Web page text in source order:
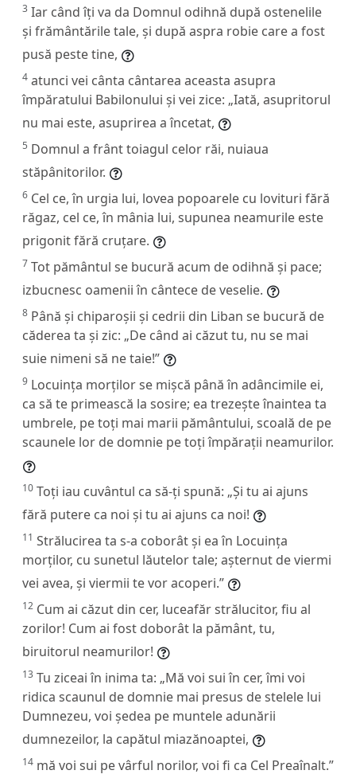
3 Iar când îți va da Domnul odihnă după ostenelile
și frământările tale, și după aspra robie care a fost
pusă peste tine,
4 atunci vei cânta cântarea aceasta asupra
împăratului Babilonului și vei zice: „Iată, asupritorul
nu mai este, asuprirea a încetat,
5 Domnul a frânt toiagul celor răi, nuiaua
stăpânitorilor.
6 Cel ce, în urgia lui, lovea popoarele cu lovituri fără
răgaz, cel ce, în mânia lui, supunea neamurile este
prigonit fără cruțare.
7 Tot pământul se bucură acum de odihnă și pace;
izbucnesc oamenii în cântece de veselie.
8 Până și chiparoșii și cedrii din Liban se bucură de
căderea ta și zic: „De când ai căzut tu, nu se mai
suie nimeni să ne taie!”
9 Locuința morților se mișcă până în adâncimile ei,
ca să te primească la sosire; ea trezește înaintea ta
umbrele, pe toți mai marii pământului, scoală de pe
scaunele lor de domnie pe toți împărații neamurilor.
10 Toți iau cuvântul ca să-ți spună: „Și tu ai ajuns
fără putere ca noi și tu ai ajuns ca noi!
11 Strălucirea ta s-a coborât și ea în Locuința
morților, cu sunetul lăutelor tale; așternut de viermi
vei avea, și viermii te vor acoperi.”
12 Cum ai căzut din cer, luceafăr strălucitor, fiu al
zorilor! Cum ai fost doborât la pământ, tu,
biruitorul neamurilor!
13 Tu ziceai în inima ta: „Mă voi sui în cer, îmi voi
ridica scaunul de domnie mai presus de stelele lui
Dumnezeu, voi ședea pe muntele adunării
dumnezeilor, la capătul miazănoaptei,
14 mă voi sui pe vârful norilor, voi fi ca Cel Preaînalt.”